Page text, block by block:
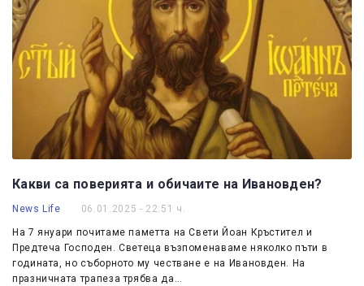
Какви са поверията и обичаите на Ивановден?
News Life 06.01.2025 - 22:51 ч.
На 7 януари почитаме паметта на Свети Йоан Кръстител и
Предтеча Господен. Светеца възпоменаваме няколко пъти в
годината, но съборното му честване е на Ивановден. На
празничната трапеза трябва да…